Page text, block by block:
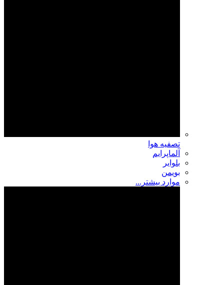
تصفیه هوا
آلماپرایم
بلوایر
بویمن
موارد بیشتر...